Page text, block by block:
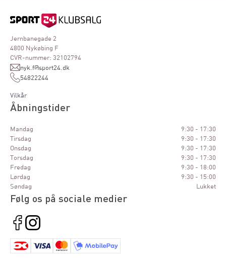
Jernbanegade 2
4800 Nykøbing F
CVR-nummer: 32102794
nyk.f@sport24.dk
54822244
Vilkår
Åbningstider
Mandag
9:30 - 17:30
Tirsdag
9:30 - 17:30
Onsdag
9:30 - 17:30
Torsdag
9:30 - 17:30
Fredag
9:30 - 18:00
Lørdag
9:30 - 15:00
Søndag
Lukket
Følg os på sociale medier